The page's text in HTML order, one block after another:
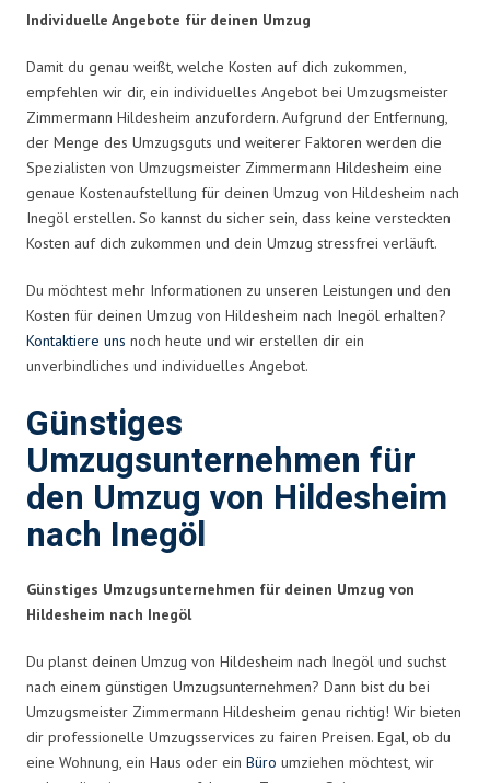
Individuelle Angebote für deinen Umzug
Damit du genau weißt, welche Kosten auf dich zukommen,
empfehlen wir dir, ein individuelles Angebot bei Umzugsmeister
Zimmermann Hildesheim anzufordern. Aufgrund der Entfernung,
der Menge des Umzugsguts und weiterer Faktoren werden die
Spezialisten von Umzugsmeister Zimmermann Hildesheim eine
genaue Kostenaufstellung für deinen Umzug von Hildesheim nach
Inegöl erstellen. So kannst du sicher sein, dass keine versteckten
Kosten auf dich zukommen und dein Umzug stressfrei verläuft.
Du möchtest mehr Informationen zu unseren Leistungen und den
Kosten für deinen Umzug von Hildesheim nach Inegöl erhalten?
Kontaktiere uns noch heute und wir erstellen dir ein
unverbindliches und individuelles Angebot.
Günstiges
Umzugsunternehmen für
den Umzug von Hildesheim
nach Inegöl
Günstiges Umzugsunternehmen für deinen Umzug von
Hildesheim nach Inegöl
Du planst deinen Umzug von Hildesheim nach Inegöl und suchst
nach einem günstigen Umzugsunternehmen? Dann bist du bei
Umzugsmeister Zimmermann Hildesheim genau richtig! Wir bieten
dir professionelle Umzugsservices zu fairen Preisen. Egal, ob du
eine Wohnung, ein Haus oder ein Büro umziehen möchtest, wir